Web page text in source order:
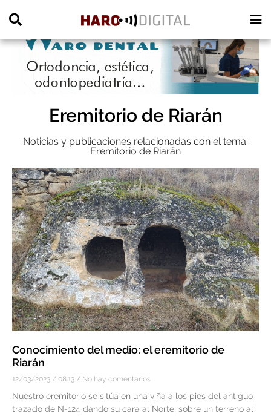
Eremitorio de Riarán
Noticias y publicaciones relacionadas con el tema:
Eremitorio de Riarán
Conocimiento del medio: el eremitorio de
Riarán
12/03/2023 08:13 No hay comentarios
Nuestro eremitorio se sitúa en una viña a los pies del antiguo
trazado de N-124 dando su cara al Norte, sobre un terreno al